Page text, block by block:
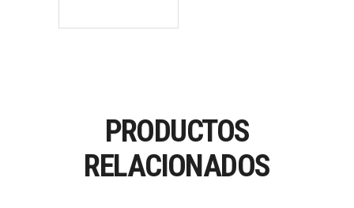
PRODUCTOS
RELACIONADOS